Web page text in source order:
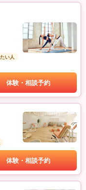
い人
体験・相談予約
体験・相談予約